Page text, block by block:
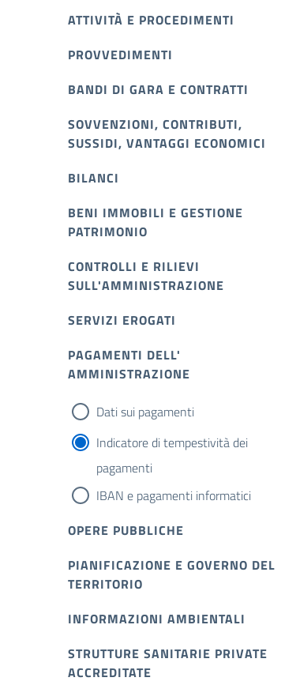
ATTIVITÀ E PROCEDIMENTI
PROVVEDIMENTI
BANDI DI GARA E CONTRATTI
SOVVENZIONI, CONTRIBUTI,
SUSSIDI, VANTAGGI ECONOMICI
BILANCI
BENI IMMOBILI E GESTIONE
PATRIMONIO
CONTROLLI E RILIEVI
SULL'AMMINISTRAZIONE
SERVIZI EROGATI
PAGAMENTI DELL'
AMMINISTRAZIONE
Dati sui pagamenti
Indicatore di tempestività dei
pagamenti
IBAN e pagamenti informatici
OPERE PUBBLICHE
PIANIFICAZIONE E GOVERNO DEL
TERRITORIO
INFORMAZIONI AMBIENTALI
STRUTTURE SANITARIE PRIVATE
ACCREDITATE